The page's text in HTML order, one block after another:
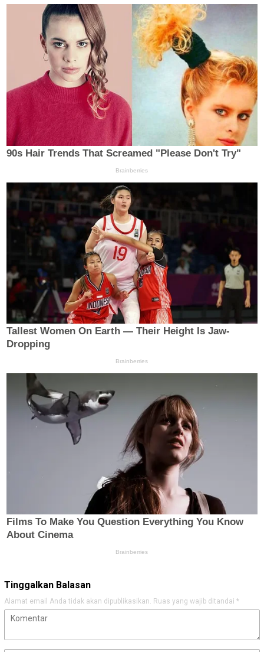
Tinggalkan Balasan
Alamat email Anda tidak akan dipublikasikan. Ruas yang wajib ditandai *